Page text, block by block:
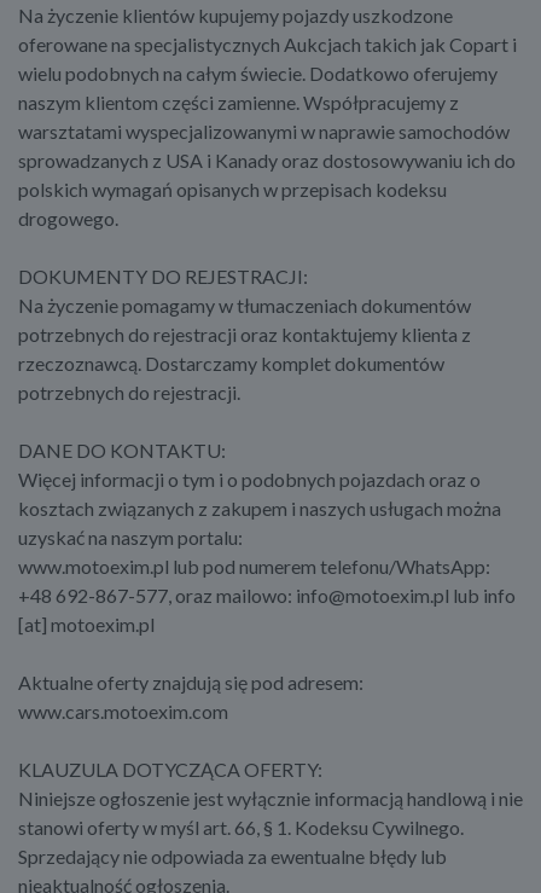
Na życzenie klientów kupujemy pojazdy uszkodzone
oferowane na specjalistycznych Aukcjach takich jak Copart i
wielu podobnych na całym świecie. Dodatkowo oferujemy
naszym klientom części zamienne. Współpracujemy z
warsztatami wyspecjalizowanymi w naprawie samochodów
sprowadzanych z USA i Kanady oraz dostosowywaniu ich do
polskich wymagań opisanych w przepisach kodeksu
drogowego.
DOKUMENTY DO REJESTRACJI:
Na życzenie pomagamy w tłumaczeniach dokumentów
potrzebnych do rejestracji oraz kontaktujemy klienta z
rzeczoznawcą. Dostarczamy komplet dokumentów
potrzebnych do rejestracji.
DANE DO KONTAKTU:
Więcej informacji o tym i o podobnych pojazdach oraz o
kosztach związanych z zakupem i naszych usługach można
uzyskać na naszym portalu:
www.motoexim.pl lub pod numerem telefonu/WhatsApp:
+48 692-867-577, oraz mailowo: info@motoexim.pl lub info
[at] motoexim.pl
Aktualne oferty znajdują się pod adresem:
www.cars.motoexim.com
KLAUZULA DOTYCZĄCA OFERTY:
Niniejsze ogłoszenie jest wyłącznie informacją handlową i nie
stanowi oferty w myśl art. 66, § 1. Kodeksu Cywilnego.
Sprzedający nie odpowiada za ewentualne błędy lub
nieaktualność ogłoszenia.